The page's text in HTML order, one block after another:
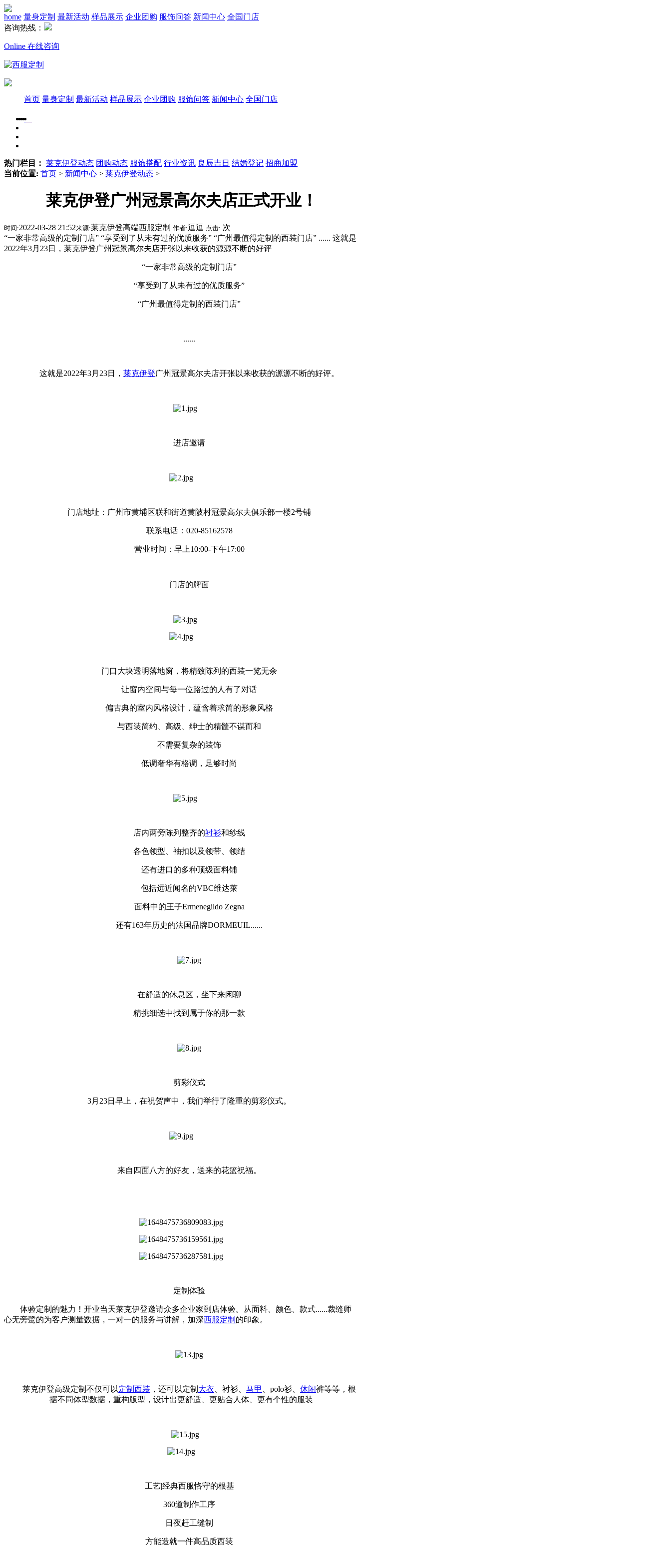
home 量身定制 最新活动 样品展示 企业团购 服饰问答 新闻中心 全国门店
咨询热线：
Online 在线咨询
首页 量身定制 最新活动 样品展示 企业团购 服饰问答 新闻中心 全国门店
热门栏目： 莱克伊登动态 团购动态 服饰搭配 行业资讯 良辰吉日 结婚登记 招商加盟
当前位置: 首页 > 新闻中心 > 莱克伊登动态 >
莱克伊登广州冠景高尔夫店正式开业！
时间:2022-03-28 21:52来源:莱克伊登高端西服定制 作者:逗逗 点击: 次
“一家非常高级的定制门店” “享受到了从未有过的优质服务” “广州最值得定制的西装门店” ...... 这就是
2022年3月23日，莱克伊登广州冠景高尔夫店开张以来收获的源源不断的好评
“一家非常高级的定制门店”
“享受到了从未有过的优质服务”
“广州最值得定制的西装门店”
......
这就是2022年3月23日， 莱克伊登广州冠景高尔夫店开张以来收获的源源不断的好评。
进店邀请
门店地址：广州市黄埔区联和街道黄陂村冠景高尔夫俱乐部一楼2号铺
联系电话：020-85162578
营业时间：早上10:00-下午17:00
门店的牌面
门口大块透明落地窗，将精致陈列的西装一览无余
让窗内空间与每一位路过的人有了对话
偏古典的室内风格设计，蕴含着求简的形象风格
与西装简约、高级、绅士的精髓不谋而和
不需要复杂的装饰
低调奢华有格调，足够时尚
店内两旁陈列整齐的衬衫和纱线
各色领型、袖扣以及领带、领结
还有进口的多种顶级面料铺
包括远近闻名的VBC维达莱
面料中的王子Ermenegildo Zegna
还有163年历史的法国品牌DORMEUIL......
在舒适的休息区，坐下来闲聊
精挑细选中找到属于你的那一款
剪彩仪式
3月23日早上，在祝贺声中，我们举行了隆重的剪彩仪式。
来自四面八方的好友，送来的花篮祝福。
定制体验
体验定制的魅力！开业当天莱克伊登邀请众多企业家到店体验。从面料、颜色、款式......裁缝师
心无旁鹭的为客户测量数据，一对一的服务与讲解，加深西服定制 的印象。
莱克伊登高级定制不仅可以定制西装 ，还可以定制 大衣 、衬衫、 马甲 、polo衫、 休闲裤等等，根
据不同体型数据，重构版型，设计出更舒适、更贴合人体、更有个性的服装
工艺|经典西服恪守的根基
360道制作工序
日夜赶工缝制
方能造就一件高品质西装